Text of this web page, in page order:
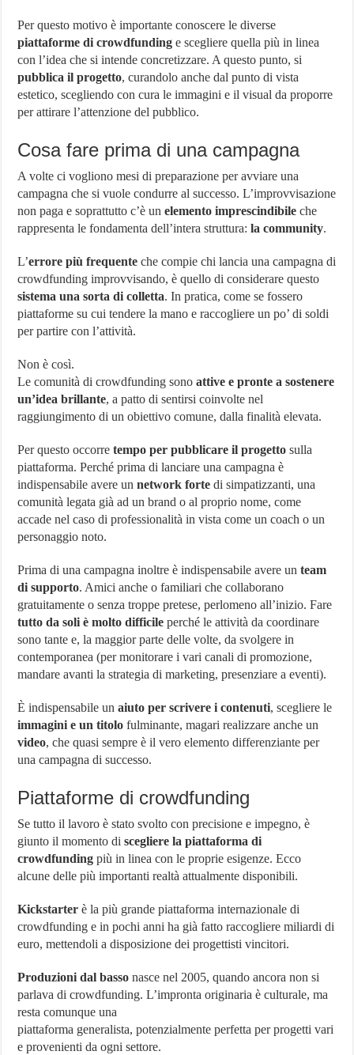
Per questo motivo è importante conoscere le diverse
piattaforme di crowdfunding e scegliere quella più in linea
con l’idea che si intende concretizzare. A questo punto, si
pubblica il progetto, curandolo anche dal punto di vista
estetico, scegliendo con cura le immagini e il visual da proporre
per attirare l’attenzione del pubblico.
Cosa fare prima di una campagna
A volte ci vogliono mesi di preparazione per avviare una
campagna che si vuole condurre al successo. L’improvvisazione
non paga e soprattutto c’è unelemento imprescindibile che
rappresenta le fondamenta dell’intera struttura:la community.
L’errore più frequente che compie chi lancia una campagna di
crowdfunding improvvisando, è quello di considerare questo
sistema una sorta di colletta. In pratica, come se fossero
piattaforme su cui tendere la mano e raccogliere un po’ di soldi
per partire con l’attività.
Non è così.
Le comunità di crowdfunding sonoattive e pronte a sostenere
un’idea brillante, a patto di sentirsi coinvolte nel
raggiungimento di un obiettivo comune, dalla finalità elevata.
Per questo occorretempo per pubblicare il progetto sulla
piattaforma. Perché prima di lanciare una campagna è
indispensabile avere unnetwork fortedi simpatizzanti, una
comunità legata già ad un brand o al proprio nome, come
accade nel caso di professionalità in vista come un coach o un
personaggio noto.
Prima di una campagna inoltre è indispensabile avere unteam
di supporto. Amici anche o familiari che collaborano
gratuitamente o senza troppe pretese, perlomeno all’inizio. Fare
tutto da soli è molto difficile perché le attività da coordinare
sono tante e, la maggior parte delle volte, da svolgere in
contemporanea (per monitorare i vari canali di promozione,
mandare avanti la strategia di marketing, presenziare a eventi).
È indispensabile un aiuto per scrivere i contenuti, scegliere le
immagini e un titolo fulminante, magari realizzare anche un
video, che quasi sempre è il vero elemento differenziante per
una campagna di successo.
Piattaforme di crowdfunding
Se tutto il lavoro è stato svolto con precisione e impegno, è
giunto il momento discegliere la piattaforma di
crowdfunding più in linea con le proprie esigenze. Ecco
alcune delle più importanti realtà attualmente disponibili.
Kickstarter è la più grande piattaforma internazionale di
crowdfunding e in pochi anni ha già fatto raccogliere miliardi di
euro, mettendoli a disposizione dei progettisti vincitori.
Produzioni dal basso nasce nel 2005, quando ancora non si
parlava di crowdfunding. L’impronta originaria è culturale, ma
resta comunque una
piattaforma generalista, potenzialmente perfetta per progetti vari
e provenienti da ogni settore.